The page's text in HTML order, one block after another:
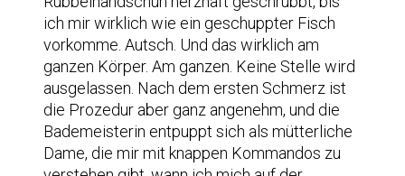
ich mir wirklich wie ein geschuppter Fisch
vorkomme. Autsch. Und das wirklich am
ganzen Körper. Am ganzen. Keine Stelle wird
ausgelassen. Nach dem ersten Schmerz ist
die Prozedur aber ganz angenehm, und die
Bademeisterin entpuppt sich als mütterliche
Dame, die mir mit knappen Kommandos zu